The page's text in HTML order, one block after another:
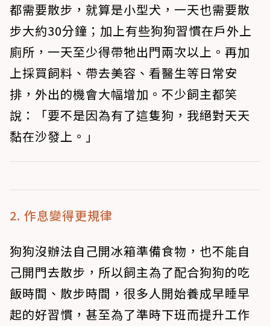
都需要散步，就算是小型犬，一天也需要散
步大約30分鐘；加上有些狗狗習慣在戶外上
廁所，一天至少得帶牠出門兩次以上。再加
上採買飼料、帶去美容、看醫生等日常安
排，外出的機會大幅增加。不少飼主都笑
說：「要不是因為有了這隻狗，我絕對天天
黏在沙發上。」
2. 作息變得更規律
狗狗沒辦法自己開冰箱準備食物，也不能自
己開門去散步，所以飼主為了配合狗狗的吃
飯時間、散步時間，很多人開始養成早睡早
起的好習慣，甚至為了準時下班而提升工作